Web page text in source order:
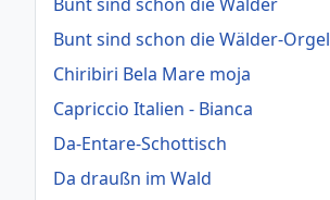
Bunt sind schon die Wälder-Orgel
Chiribiri Bela Mare moja
Capriccio Italien - Bianca
Da-Entare-Schottisch
Da draußn im Wald